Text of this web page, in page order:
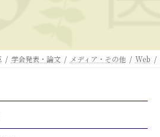
学会発表・論文 メディア・その他 Web